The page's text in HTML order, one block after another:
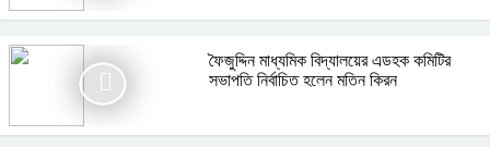
ফৈজুদ্দিন মাধ্যমিক বিদ্যালয়ের এডহক কমিটির
সভাপতি নির্বাচিত হলেন মতিন কিরন